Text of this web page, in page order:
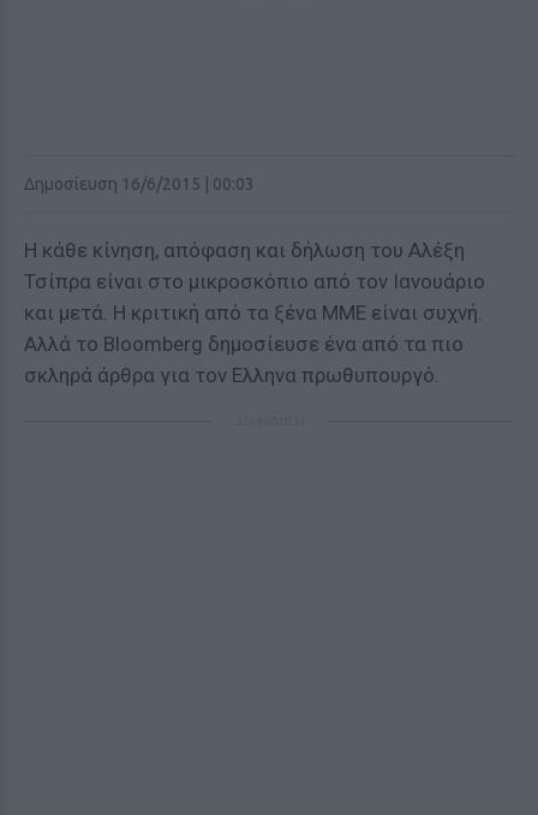
Δημοσίευση 16/6/2015 | 00:03
Η κάθε κίνηση, απόφαση και δήλωση του Αλέξη
Τσίπρα είναι στο μικροσκόπιο από τον Ιανουάριο
και μετά. Η κριτική από τα ξένα ΜΜΕ είναι συχνή.
Αλλά το Bloomberg δημοσίευσε ένα από τα πιο
σκληρά άρθρα για τον Ελληνα πρωθυπουργό.